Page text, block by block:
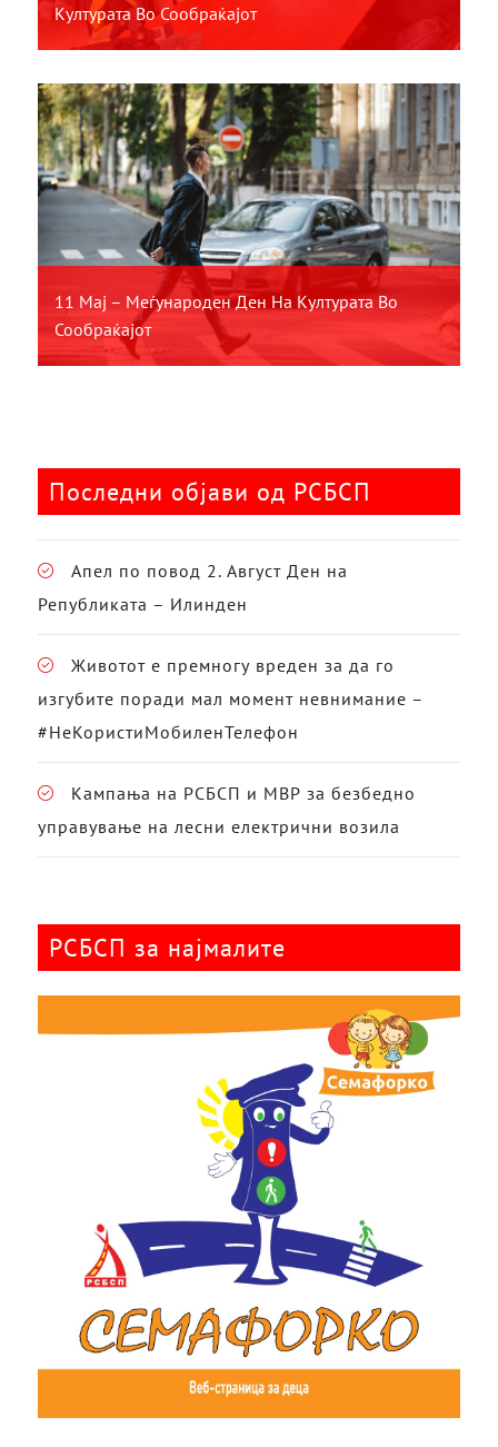
Културата Во Сообраќајот
11 Мај – Меѓународен Ден На Културата Во
Сообраќајот
Последни објави од РСБСП
Апел по повод 2. Август Ден на
Републиката – Илинден
Животот е премногу вреден за да го
изгубите поради мал момент невнимание –
#НеКористиМобиленТелефон
Кампања на РСБСП и МВР за безбедно
управување на лесни електрични возила
РСБСП за најмалите